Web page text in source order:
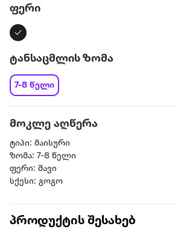
ფერი
ტანსაცმლის ზომა
7-8 წელი
მოკლე აღწერა
ტიპი: მაისური
ზომა: 7-8 წელი
ფერი: შავი
სქესი: გოგო
პროდუქტის შესახებ